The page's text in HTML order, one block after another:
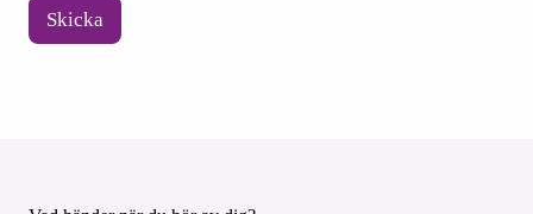
Skicka